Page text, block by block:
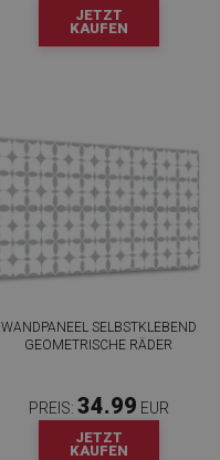
JETZT
KAUFEN
WANDPANEEL SELBSTKLEBEND
GEOMETRISCHE RÄDER
PREIS: 34.99 EUR
JETZT
KAUFEN